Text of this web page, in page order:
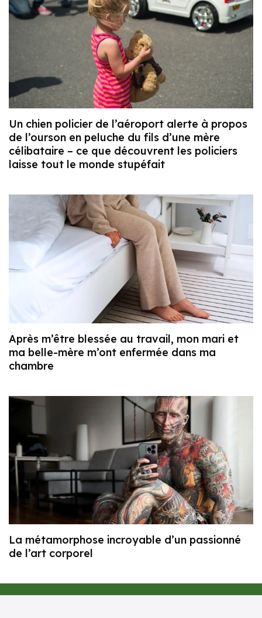
Un chien policier de l’aéroport alerte à propos
de l’ourson en peluche du fils d’une mère
célibataire – ce que découvrent les policiers
laisse tout le monde stupéfait
Après m’être blessée au travail, mon mari et
ma belle-mère m’ont enfermée dans ma
chambre
La métamorphose incroyable d’un passionné
de l’art corporel